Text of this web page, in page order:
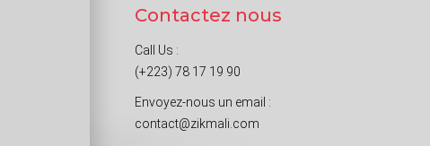
Contactez nous
Call Us :
(+223) 78 17 19 90
Envoyez-nous un email :
contact@zikmali.com